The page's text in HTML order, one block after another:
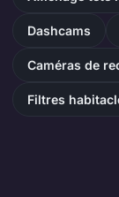
Dashcams
Caméras de
Filtres